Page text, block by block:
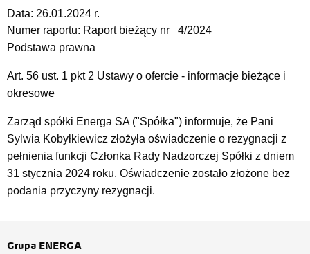
Data: 26.01.2024 r.
Numer raportu: Raport bieżący nr 4/2024
Podstawa prawna
Art. 56 ust. 1 pkt 2 Ustawy o ofercie - informacje bieżące i
okresowe
Zarząd spółki Energa SA ("Spółka") informuje, że Pani
Sylwia Kobyłkiewicz złożyła oświadczenie o rezygnacji z
pełnienia funkcji Członka Rady Nadzorczej Spółki z dniem
31 stycznia 2024 roku. Oświadczenie zostało złożone bez
podania przyczyny rezygnacji.
Grupa ENERGA